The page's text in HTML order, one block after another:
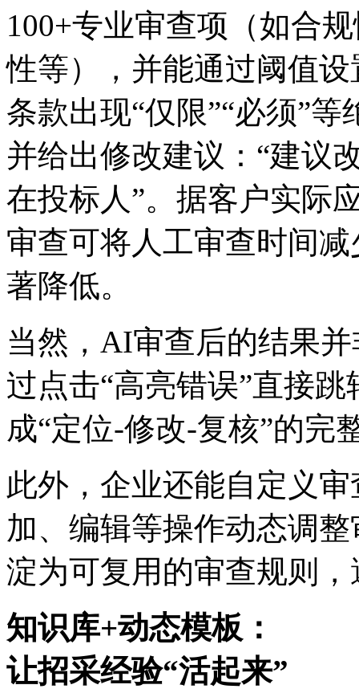
100+专业审查项（如合规性
性等），并能通过阈值
条款出现“仅限”“必须”等
并给出修改建议：“建议
在投标人”。据客户实际应
审查可将人工审查时间减
著降低。
当然，AI审查后的结
过点击“高亮错误”直接跳
成“定位-修改-复核”的完
此外，企业还能自定义审
加、编辑等操作动态调
淀为可复用的审查规则
知识库+动态模板：
让招采经验“活起来”